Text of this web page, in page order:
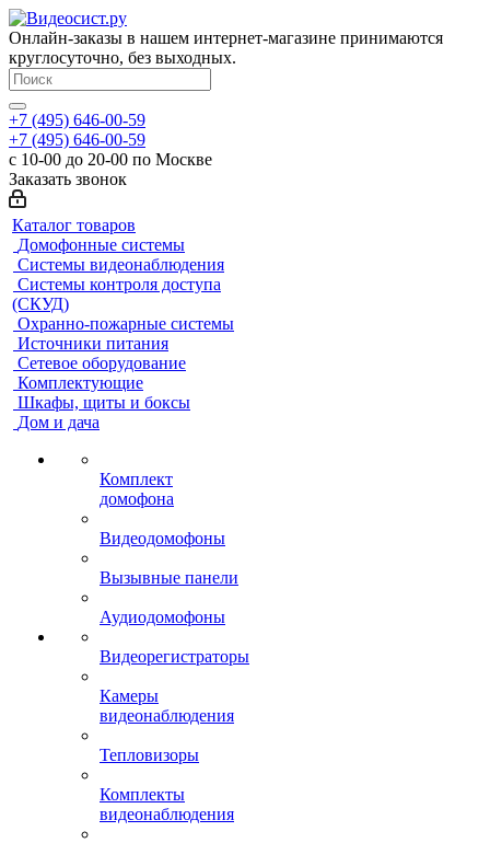
Онлайн-заказы в нашем интернет-магазине принимаются
круглосуточно, без выходных.
+7 (495) 646-00-59
+7 (495) 646-00-59
с 10-00 до 20-00 по Москве
Заказать звонок
Каталог товаров
Домофонные системы
Системы видеонаблюдения
Системы контроля доступа
(СКУД)
Охранно-пожарные системы
Источники питания
Сетевое оборудование
Комплектующие
Шкафы, щиты и боксы
Дом и дача
Комплект
домофона
Видеодомофоны
Вызывные панели
Аудиодомофоны
Видеорегистраторы
Камеры
видеонаблюдения
Тепловизоры
Комплекты
видеонаблюдения